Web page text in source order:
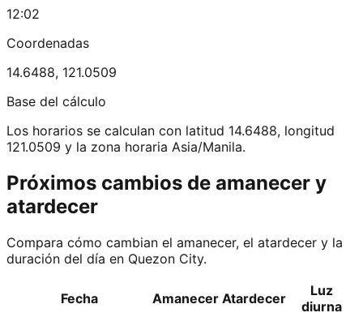
12:02
Coordenadas
14.6488, 121.0509
Base del cálculo
Los horarios se calculan con latitud 14.6488, longitud
121.0509 y la zona horaria Asia/Manila.
Próximos cambios de amanecer y
atardecer
Compara cómo cambian el amanecer, el atardecer y la
duración del día en Quezon City.
Fecha Amanecer Atardecer
Luz
diurna